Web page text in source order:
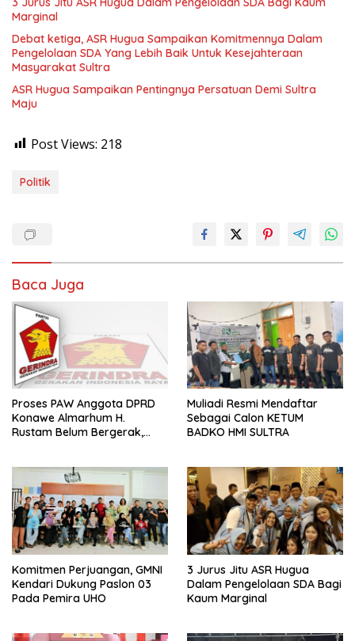
Marginal
Debat ketiga, ASR Hugua Sampaikan Komitmennya Dalam
Pengelolaan SDA Yang Lebih Baik Untuk Kesejahteraan
Masyarakat Sultra
ASR Hugua Sampaikan Pentingnya Persatuan Demi Sultra
Maju
Post Views: 218
Politik
Baca Juga
Proses PAW Anggota DPRD
Konawe Almarhum H.
Rustam Belum Bergerak,
Muliadi Resmi Mendaftar
Sebagai Calon KETUM
BADKO HMI SULTRA
Komitmen Perjuangan, GMNI
Kendari Dukung Paslon 03
Pada Pemira UHO
3 Jurus Jitu ASR Hugua
Dalam Pengelolaan SDA Bagi
Kaum Marginal